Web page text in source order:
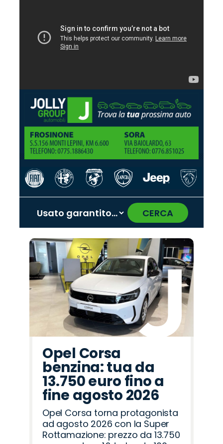
CERCA
Promo
Omoda
Promo
Alfa
Romeo
Promo
Jeep
Promo
Lancia
Promo
Seat
Promo
Abarth
Promo
Opel
Promo
Fiat
Promo
Peugeot
Promo
Cupra
Promo
Land
Rover
Promo
Jaecoo
Promo
Citroën
Promo
Mazda
Promo
Hyundai
‹ ›
Opel Corsa
benzina: tua da
13.750 euro fino a
fine agosto 2026
Opel Corsa torna protagonista
ad agosto 2026 con la Super
Rottamazione: prezzo da 13.750